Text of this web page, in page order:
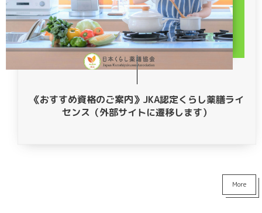
《おすすめ資格のご案内》JKA認定くらし薬膳ライ
センス（外部サイトに遷移します）
More